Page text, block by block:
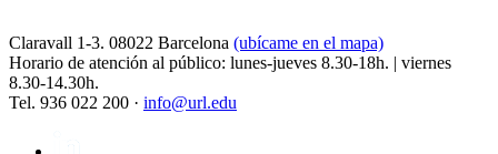
Claravall 1-3. 08022 Barcelona (ubícame en el mapa)
Horario de atención al público: lunes-jueves 8.30-18h. | viernes
8.30-14.30h.
Tel. 936 022 200 · info@url.edu